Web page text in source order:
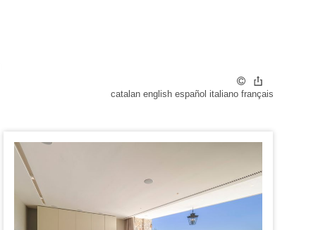
catalan english español italiano français